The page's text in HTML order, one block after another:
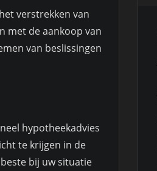
verstrekken van
met de aankoop van
van beslissingen
hypotheekadvies
te krijgen in de
bij uw situatie